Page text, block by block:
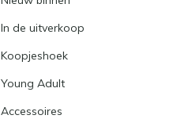
In de uitverkoop
Koopjeshoek
Young Adult
Accessoires